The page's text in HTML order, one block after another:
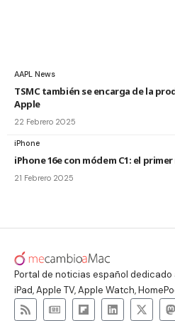
AAPL News
TSMC también se encarga de la
Apple
22 Febrero 2025
iPhone
iPhone 16e con módem C1: el
21 Febrero 2025
Portal de noticias español dedicado
iPad, Apple TV, Apple Watch,